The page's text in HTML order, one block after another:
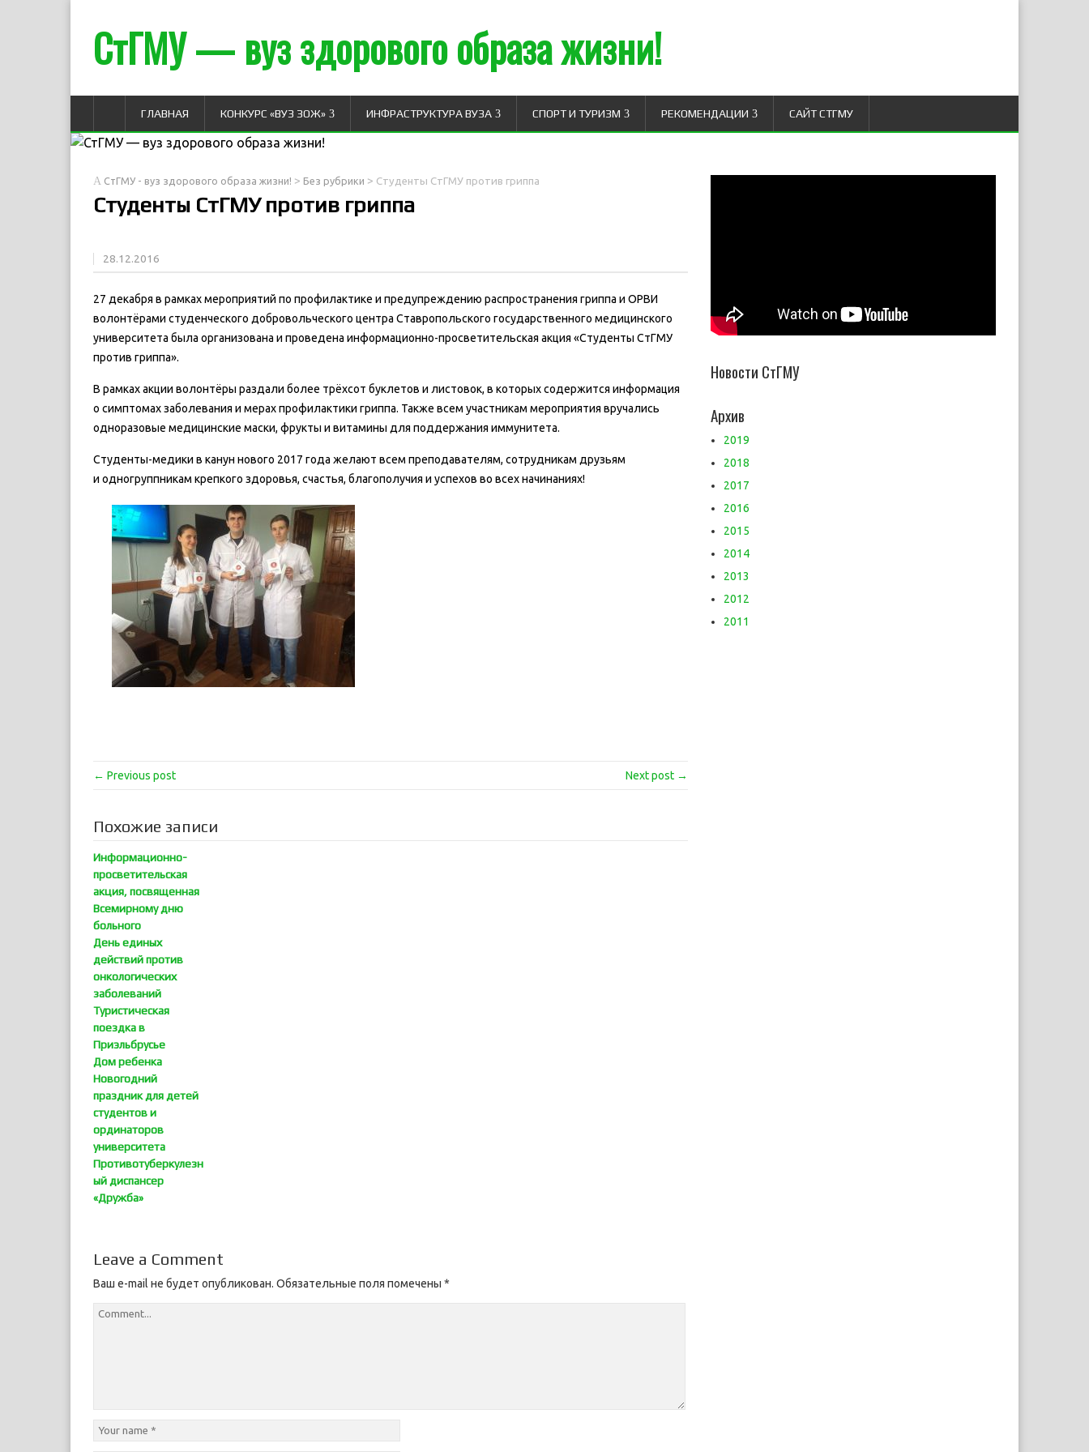
СтГМУ — вуз здорового образа жизни!
ГЛАВНАЯ КОНКУРС «ВУЗ ЗОЖ» ИНФРАСТРУКТУРА ВУЗА СПОРТ И ТУРИЗМ РЕКОМЕНДАЦИИ САЙТ СТГМУ
СтГМУ - вуз здорового образа жизни! > Без рубрики > Студенты СтГМУ против гриппа
Студенты СтГМУ против гриппа
28.12.2016
27 декабря в рамках мероприятий по профилактике и предупреждению распространения гриппа и ОРВИ
волонтёрами студенческого добровольческого центра Ставропольского государственного медицинского
университета была организована и проведена информационно-просветительская акция «Студенты СтГМУ
против гриппа».
В рамках акции волонтёры раздали более трёхсот буклетов и листовок, в которых содержится информация
о симптомах заболевания и мерах профилактики гриппа. Также всем участникам мероприятия вручались
одноразовые медицинские маски, фрукты и витамины для поддержания иммунитета.
Студенты-медики в канун нового 2017 года желают всем преподавателям, сотрудникам друзьям
и одногруппникам крепкого здоровья, счастья, благополучия и успехов во всех начинаниях!
← Previous post Next post →
Похожие записи
Информационно-
просветительская
акция, посвященная
Всемирному дню
больного
День единых
действий против
онкологических
заболеваний
Туристическая
поездка в
Приэльбрусье
Дом ребенка
Новогодний
праздник для детей
студентов и
ординаторов
университета
Противотуберкулезн
ый диспансер
«Дружба»
Leave a Comment
Ваш e-mail не будет опубликован. Обязательные поля помечены *
Новости СтГМУ
Архив
2019
2018
2017
2016
2015
2014
2013
2012
2011